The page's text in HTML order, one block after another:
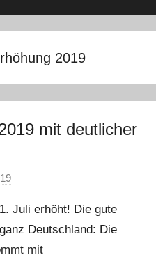
2019
mit deutlicher
v
n
a
d
Juli erhöht! Die gute
Deutschland: Die
mit